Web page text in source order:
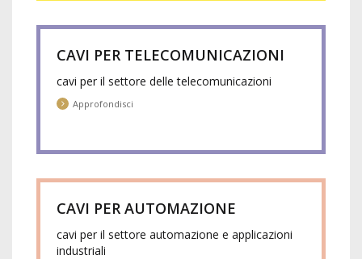
CAVI PER TELECOMUNICAZIONI
cavi per il settore delle telecomunicazioni
Approfondisci
CAVI PER AUTOMAZIONE
cavi per il settore automazione e applicazioni
industriali